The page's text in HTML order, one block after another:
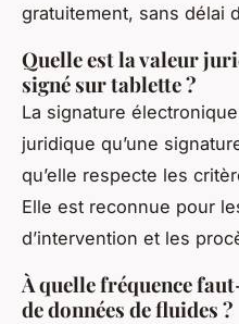
gratuitement, sans délai
Quelle est la valeur
signé sur tablette ?
La signature
juridique qu’une
qu’elle respecte les
Elle est reconnue pour
d’intervention et les
À quelle fréquence
de données de fluides ?